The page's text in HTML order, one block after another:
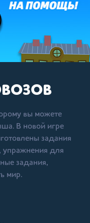
вы можете
В новой игре
задания
упражнения для
задания,
мир.